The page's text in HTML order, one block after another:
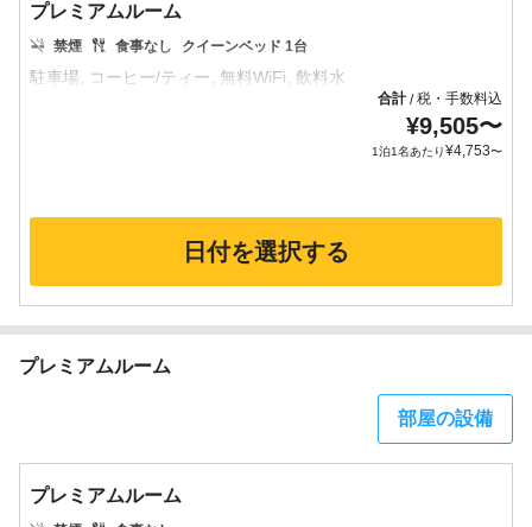
プレミアムルーム
禁煙 食事なし クイーンベッド 1台
合計/税・手数料込
¥9,505〜
1泊1名あたり¥4,753〜
日付を選択する
プレミアムルーム
部屋の設備
プレミアムルーム